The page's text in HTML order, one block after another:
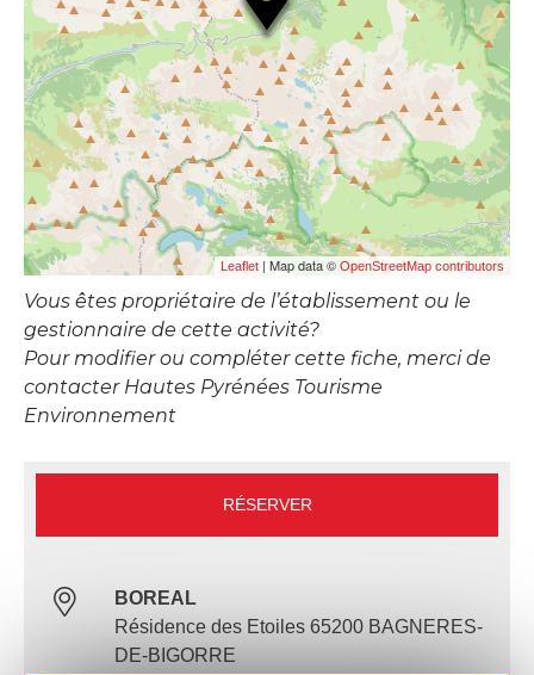
Leaflet | Map data © OpenStreetMap contributors
Vous êtes propriétaire de l’établissement ou le
gestionnaire de cette activité?
Pour modifier ou compléter cette fiche, merci de
contacter Hautes Pyrénées Tourisme
Environnement
RÉSERVER
BOREAL
Résidence des Etoiles 65200 BAGNERES-
DE-BIGORRE